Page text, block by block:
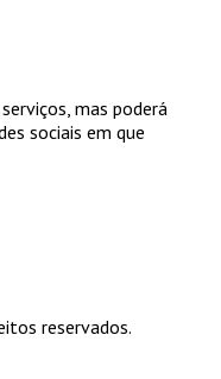
mas poderá
sociais em que
reservados.